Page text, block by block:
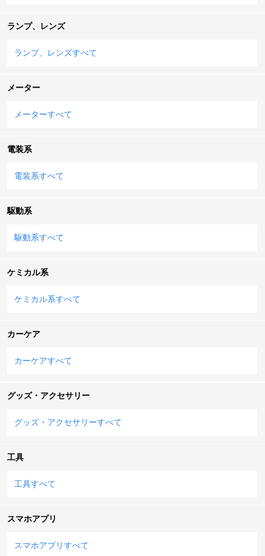
ランプ、レンズ
ランプ、レンズすべて
メーター
メーターすべて
電装系
電装系すべて
駆動系
駆動系すべて
ケミカル系
ケミカル系すべて
カーケア
カーケアすべて
グッズ・アクセサリー
グッズ・アクセサリーすべて
工具
工具すべて
スマホアプリ
スマホアプリすべて